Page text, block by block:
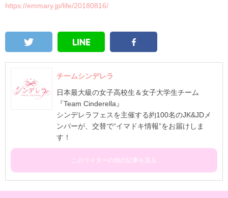
https://emmary.jp/life/20180816/
チームシンデレラ
日本最大級の女子高校生＆女子大学生チーム
『Team Cinderella』
シンデレラフェスを主催する約100名のJK&JDメ
ンバーが、交替で“イマドキ情報”をお届けしま
す！
このライターの他の記事を見る